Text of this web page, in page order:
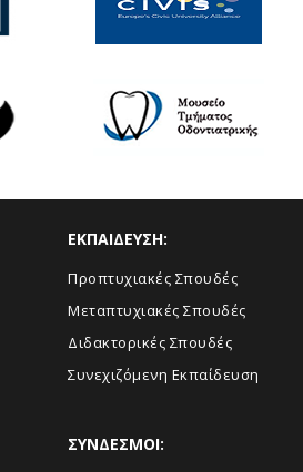
ΕΚΠΑΙΔΕΥΣΗ:
Προπτυχιακές Σπουδές
Μεταπτυχιακές Σπουδές
Διδακτορικές Σπουδές
Συνεχιζόμενη Εκπαίδευση
ΣΥΝΔΕΣΜΟΙ: